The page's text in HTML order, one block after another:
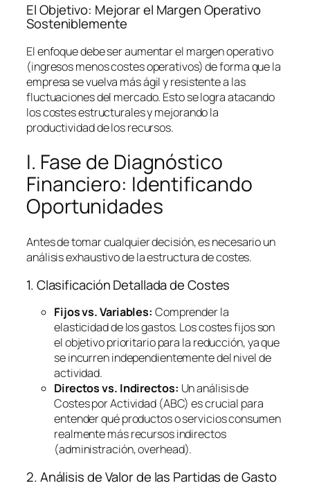
El Objetivo: Mejorar el Margen Operativo
Sosteniblemente
El enfoque debe ser aumentar el margen operativo
(ingresos menos costes operativos) de forma que la
empresa se vuelva más ágil y resistente a las
fluctuaciones del mercado. Esto se logra atacando
los costes estructurales y mejorando la
productividad de los recursos.
I. Fase de Diagnóstico
Financiero: Identificando
Oportunidades
Antes de tomar cualquier decisión, es necesario un
análisis exhaustivo de la estructura de costes.
1. Clasificación Detallada de Costes
Fijos vs. Variables: Comprender la
elasticidad de los gastos. Los costes fijos son
el objetivo prioritario para la reducción, ya que
se incurren independientemente del nivel de
actividad.
Directos vs. Indirectos: Un análisis de
Costes por Actividad (ABC) es crucial para
entender qué productos o servicios consumen
realmente más recursos indirectos
(administración,overhead).
2. Análisis de Valor de las Partidas de Gasto